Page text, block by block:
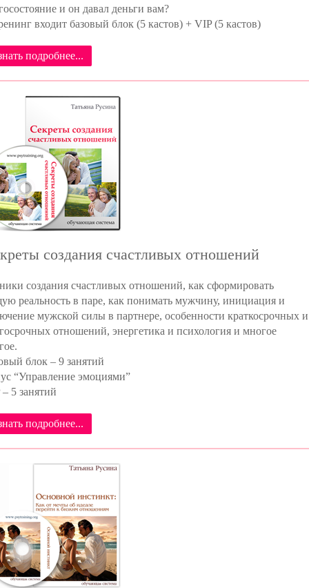
и он давал деньги вам?
входит базовый блок (5 кастов) + VIP (5 кастов)
подробнее...
создания счастливых отношений
создания счастливых отношений, как сформировать
реальность в паре, как понимать мужчину, инициация и
мужской силы в партнере, особенности краткосрочных и
отношений, энергетика и психология и многое
блок – 9 занятий
“Управление эмоциями”
5 занятий
подробнее...